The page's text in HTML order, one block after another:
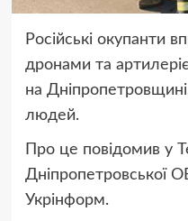
Російські окупанти
дронами та
на
людей.
Про це повідомив у
Дніпропетровської
Укрінформ.